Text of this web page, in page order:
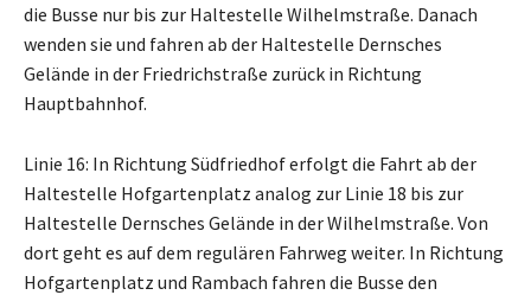
die Busse nur bis zur Haltestelle Wilhelmstraße. Danach
wenden sie und fahren ab der Haltestelle Dernsches
Gelände in der Friedrichstraße zurück in Richtung
Hauptbahnhof.
Linie 16: In Richtung Südfriedhof erfolgt die Fahrt ab der
Haltestelle Hofgartenplatz analog zur Linie 18 bis zur
Haltestelle Dernsches Gelände in der Wilhelmstraße. Von
dort geht es auf dem regulären Fahrweg weiter. In Richtung
Hofgartenplatz und Rambach fahren die Busse den